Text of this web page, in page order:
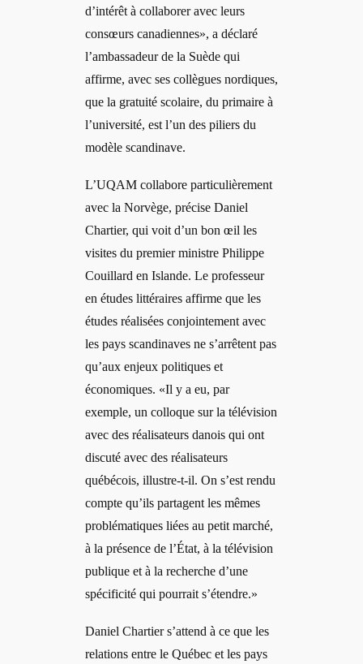
d’intérêt à collaborer avec leurs
consœurs canadiennes», a déclaré
l’ambassadeur de la Suède qui
affirme, avec ses collègues nordiques,
que la gratuité scolaire, du primaire à
l’université, est l’un des piliers du
modèle scandinave.
L’UQAM collabore particulièrement
avec la Norvège, précise Daniel
Chartier, qui voit d’un bon œil les
visites du premier ministre Philippe
Couillard en Islande. Le professeur
en études littéraires affirme que les
études réalisées conjointement avec
les pays scandinaves ne s’arrêtent pas
qu’aux enjeux politiques et
économiques. «Il y a eu, par
exemple, un colloque sur la télévision
avec des réalisateurs danois qui ont
discuté avec des réalisateurs
québécois, illustre-t-il. On s’est rendu
compte qu’ils partagent les mêmes
problématiques liées au petit marché,
à la présence de l’État, à la télévision
publique et à la recherche d’une
spécificité qui pourrait s’étendre.»
Daniel Chartier s’attend à ce que les
relations entre le Québec et les pays